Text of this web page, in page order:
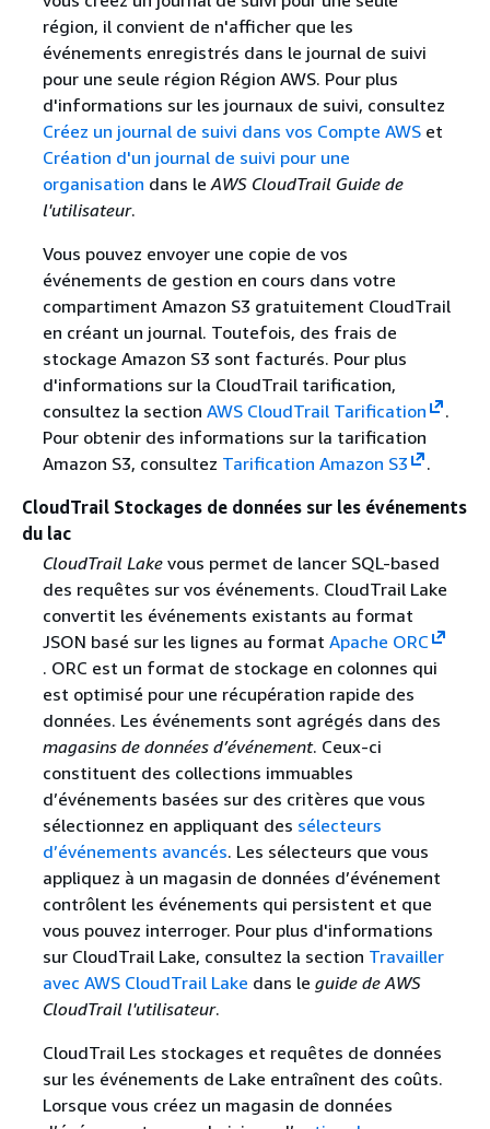
région, il convient de n'afficher que les
événements enregistrés dans le journal de suivi
pour une seule région Région AWS. Pour plus
d'informations sur les journaux de suivi, consultez
Créez un journal de suivi dans vos Compte AWSet
Création d'un journal de suivi pour une
organisation dans leAWS CloudTrail Guide de
l'utilisateur.
Vous pouvez envoyer une copie de vos
événements de gestion en cours dans votre
compartiment Amazon S3 gratuitement CloudTrail
en créant un journal. Toutefois, des frais de
stockage Amazon S3 sont facturés. Pour plus
d'informations sur la CloudTrail tarification,
consultez la section AWS CloudTrail Tarification
.
Pour obtenir des informations sur la tarification
Amazon S3, consultez Tarification Amazon S3
.
CloudTrail Stockages de données sur les événements
du lac
CloudTrail Lakevous permet de lancer SQL-based
des requêtes sur vos événements. CloudTrail Lake
convertit les événements existants au format
JSON basé sur les lignes au format Apache ORC
. ORC est un format de stockage en colonnes qui
est optimisé pour une récupération rapide des
données. Les événements sont agrégés dans des
magasins de données d’événement. Ceux-ci
constituent des collections immuables
d’événements basées sur des critères que vous
sélectionnez en appliquant des sélecteurs
d’événements avancés. Les sélecteurs que vous
appliquez à un magasin de données d’événement
contrôlent les événements qui persistent et que
vous pouvez interroger. Pour plus d'informations
sur CloudTrail Lake, consultez la section Travailler
avec AWS CloudTrail Lake dans le guide de AWS
CloudTrail l'utilisateur.
CloudTrail Les stockages et requêtes de données
sur les événements de Lake entraînent des coûts.
Lorsque vous créez un magasin de données